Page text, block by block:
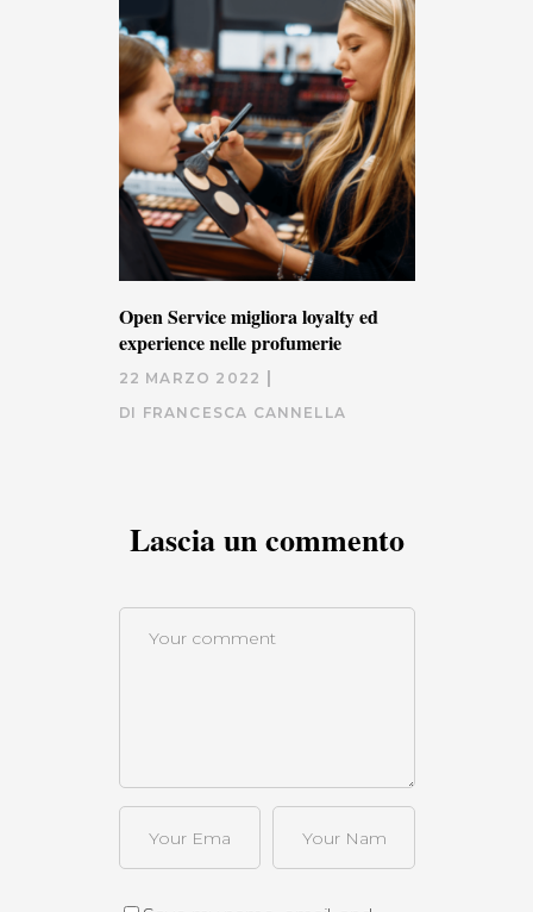
Open Service migliora loyalty ed
experience nelle profumerie
22 MARZO 2022
DI FRANCESCA CANNELLA
Lascia un commento